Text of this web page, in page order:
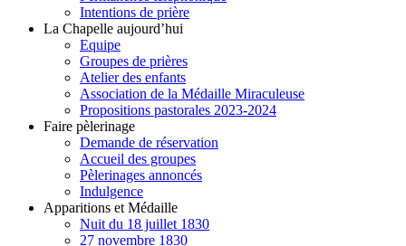
Intentions de prière
La Chapelle aujourd’hui
Equipe
Groupes de prières
Atelier des enfants
Association de la Médaille Miraculeuse
Propositions pastorales 2023-2024
Faire pèlerinage
Demande de réservation
Accueil des groupes
Pèlerinages annoncés
Indulgence
Apparitions et Médaille
Nuit du 18 juillet 1830
27 novembre 1830